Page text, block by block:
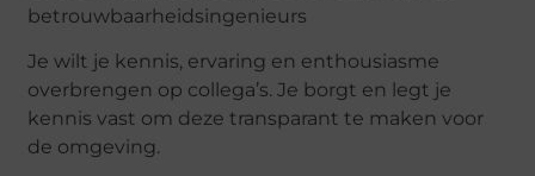
betrouwbaarheidsingenieurs
Je wilt je kennis, ervaring en enthousiasme
overbrengen op collega’s. Je borgt en legt je
kennis vast om deze transparant te maken voor
de omgeving.